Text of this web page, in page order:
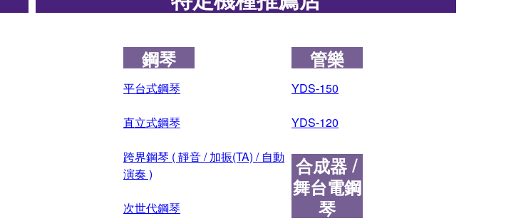
鋼琴
平台式鋼琴
直立式鋼琴
跨界鋼琴 ( 靜音 / 加振(TA) / 自動
演奏 )
次世代鋼琴
管樂
YDS-150
YDS-120
合成器 /
舞台電鋼
琴